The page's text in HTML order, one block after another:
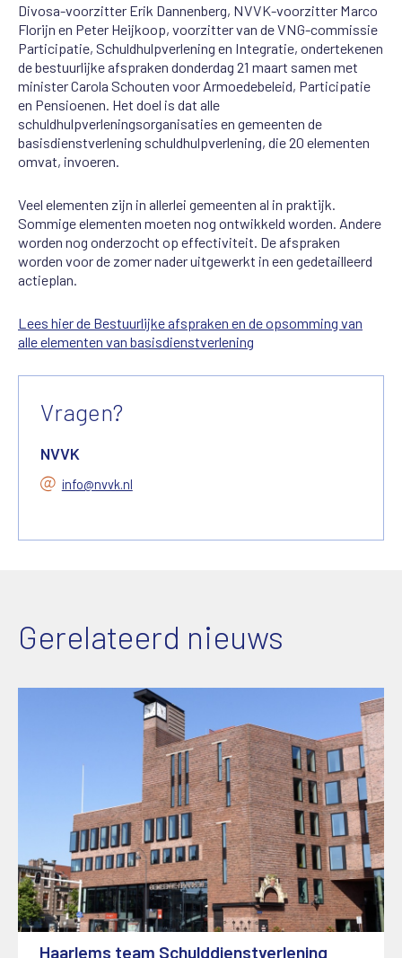
Divosa-voorzitter Erik Dannenberg, NVVK-voorzitter Marco
Florijn en Peter Heijkoop, voorzitter van de VNG-commissie
Participatie, Schuldhulpverlening en Integratie, ondertekenen
de bestuurlijke afspraken donderdag 21 maart samen met
minister Carola Schouten voor Armoedebeleid, Participatie
en Pensioenen. Het doel is dat alle
schuldhulpverleningsorganisaties en gemeenten de
basisdienstverlening schuldhulpverlening, die 20 elementen
omvat, invoeren.
Veel elementen zijn in allerlei gemeenten al in praktijk.
Sommige elementen moeten nog ontwikkeld worden. Andere
worden nog onderzocht op effectiviteit. De afspraken
worden voor de zomer nader uitgewerkt in een gedetailleerd
actieplan.
Lees hier de Bestuurlijke afspraken en de opsomming van
alle elementen van basisdienstverlening
Vragen?
NVVK
info@nvvk.nl
Gerelateerd nieuws
Haarlems team Schulddienstverlening